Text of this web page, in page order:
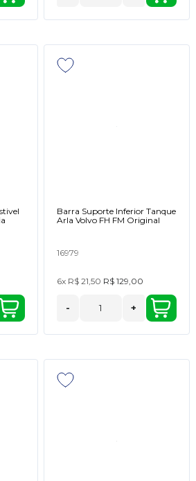
Barra Suporte Inferior Tanque
Arla Volvo FH FM Original
16979
6x R$ 21,50 R$ 129,00
- +